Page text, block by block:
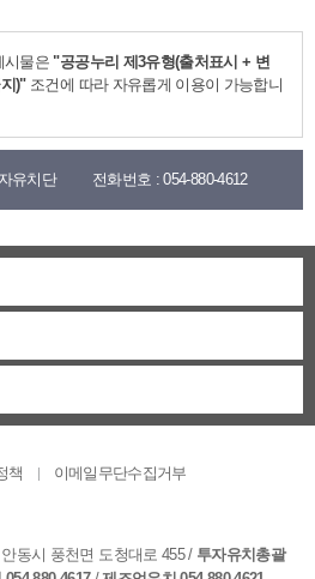
시물은 "공공누리 제3유형(출처표시 + 변
)"조건에 따라 자유롭게 이용이 가능합니
유치단 전화번호 : 054-880-4612
책
이메일무단수집거부
동시 풍천면 도청대로 455/ 투자유치총괄